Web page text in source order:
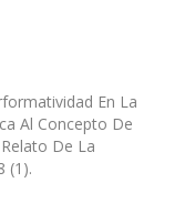
En La
Al Concepto De
De La
(1).